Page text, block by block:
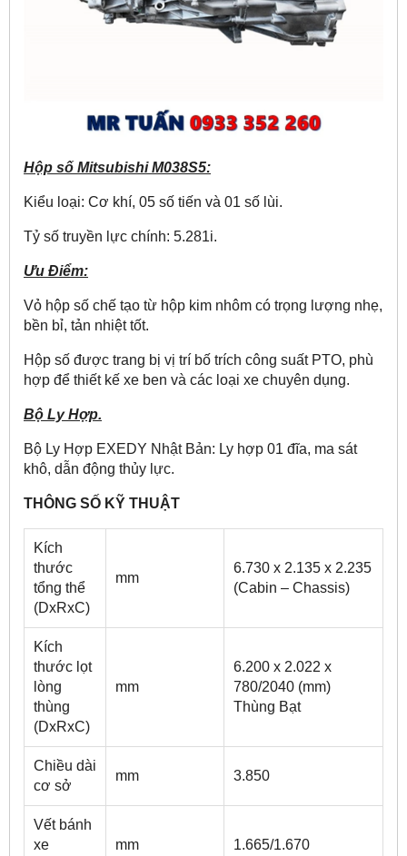
Hộp số Mitsubishi M038S5:
Kiểu loại: Cơ khí, 05 số tiến và 01 số lùi.
Tỷ số truyền lực chính: 5.281i.
Ưu Điểm:
Vỏ hộp số chế tạo từ hộp kim nhôm có trọng lượng nhẹ,
bền bỉ, tản nhiệt tốt.
Hộp số được trang bị vị trí bố trích công suất PTO, phù
hợp để thiết kế xe ben và các loại xe chuyên dụng.
Bộ Ly Hợp.
Bộ Ly Hợp EXEDY Nhật Bản: Ly hợp 01 đĩa, ma sát
khô, dẫn động thủy lực.
THÔNG SỐ KỸ THUẬT
Kích
thước
tổng thể
(DxRxC)
mm
6.730 x 2.135 x 2.235
(Cabin – Chassis)
Kích
thước lọt
lòng
thùng
(DxRxC)
mm
6.200 x 2.022 x
780/2040 (mm)
Thùng Bạt
Chiều dài
cơ sở
mm 3.850
Vết bánh
xe
mm 1.665/1.670